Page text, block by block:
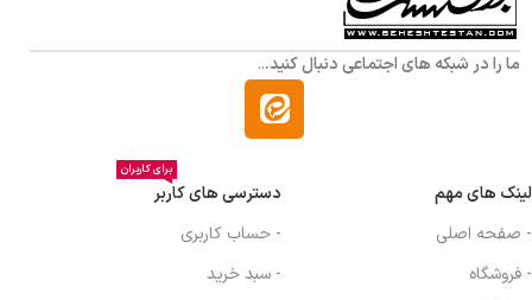
ما را در شبکه های اجتماعی دنبال کنید...
لینک های مهم
- صفحه اصلی
- فروشگاه
دسترسی های کاربر
برای کاربران
- حساب کاربری
- سبد خرید